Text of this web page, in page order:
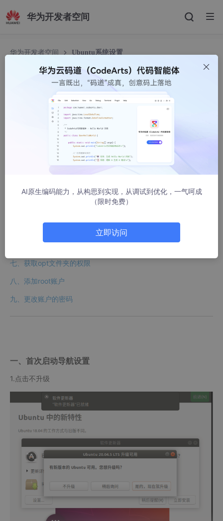
华为开发者空间
华为开发者空间 Ubuntu系统设置
Ubuntu系统设置
未来无限
3077人浏览 · 2023-04-01 15:18:39
一、首次启动导航设置
二、分辨率设置
三、安装VMware Tools
六、实现vmware ubuntu 虚拟机与主机之间复制粘贴
七、获取opt文件夹的权限
八、添加root账户
九、更改账户的密码
一、首次启动导航设置
1.点击不升级
AI原生编码能力，从构思到实现，从调试到优化，一气呵成
（限时免费）
立即访问